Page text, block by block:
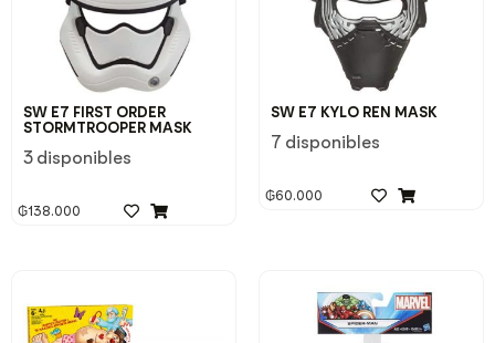
SW E7 FIRST ORDER
STORMTROOPER MASK
3 disponibles
₲138.000
SW E7 KYLO REN MASK
7 disponibles
₲60.000